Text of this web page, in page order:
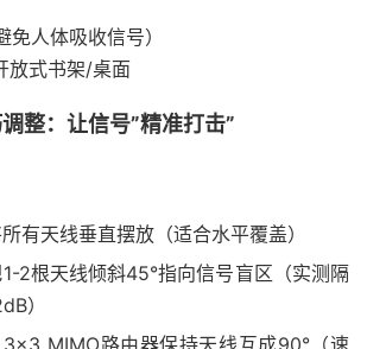
人体吸收信号）
放式书架/桌面
整：让信号”精准打击”
有天线垂直摆放（适合水平覆盖）
1-2根天线倾斜45°指向信号盲区（实测隔
）
3×3 MIMO路由器保持天线互成90°（速